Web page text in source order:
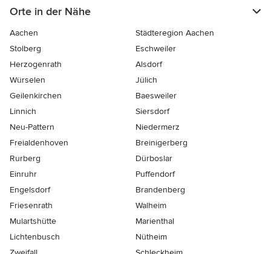
Orte in der Nähe
Aachen
Städteregion Aachen
Stolberg
Eschweiler
Herzogenrath
Alsdorf
Würselen
Jülich
Geilenkirchen
Baesweiler
Linnich
Siersdorf
Neu-Pattern
Niedermerz
Freialdenhoven
Breinigerberg
Rurberg
Dürboslar
Einruhr
Puffendorf
Engelsdorf
Brandenberg
Friesenrath
Walheim
Mulartshütte
Marienthal
Lichtenbusch
Nütheim